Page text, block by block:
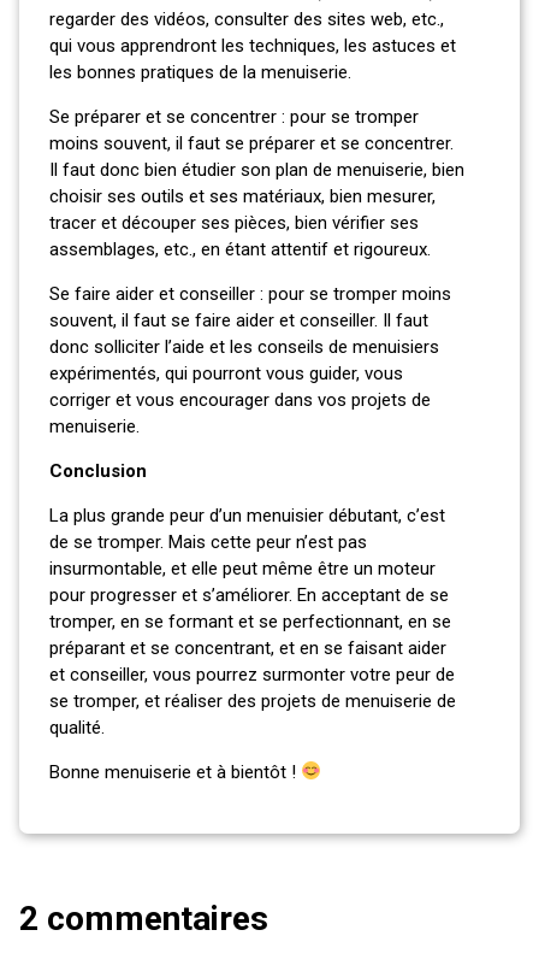
regarder des vidéos, consulter des sites web, etc.,
qui vous apprendront les techniques, les astuces et
les bonnes pratiques de la menuiserie.
Se préparer et se concentrer : pour se tromper
moins souvent, il faut se préparer et se concentrer.
Il faut donc bien étudier son plan de menuiserie, bien
choisir ses outils et ses matériaux, bien mesurer,
tracer et découper ses pièces, bien vérifier ses
assemblages, etc., en étant attentif et rigoureux.
Se faire aider et conseiller : pour se tromper moins
souvent, il faut se faire aider et conseiller. Il faut
donc solliciter l’aide et les conseils de menuisiers
expérimentés, qui pourront vous guider, vous
corriger et vous encourager dans vos projets de
menuiserie.
Conclusion
La plus grande peur d’un menuisier débutant, c’est
de se tromper. Mais cette peur n’est pas
insurmontable, et elle peut même être un moteur
pour progresser et s’améliorer. En acceptant de se
tromper, en se formant et se perfectionnant, en se
préparant et se concentrant, et en se faisant aider
et conseiller, vous pourrez surmonter votre peur de
se tromper, et réaliser des projets de menuiserie de
qualité.
Bonne menuiserie et à bientôt !
2 commentaires